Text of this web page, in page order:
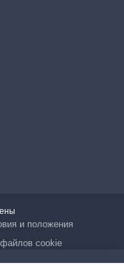
и положения
файлов cookie